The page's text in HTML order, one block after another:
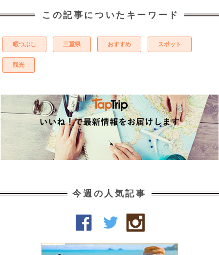
この記事についたキーワード
暇つぶし 三重県 おすすめ スポット
観光
今週の人気記事